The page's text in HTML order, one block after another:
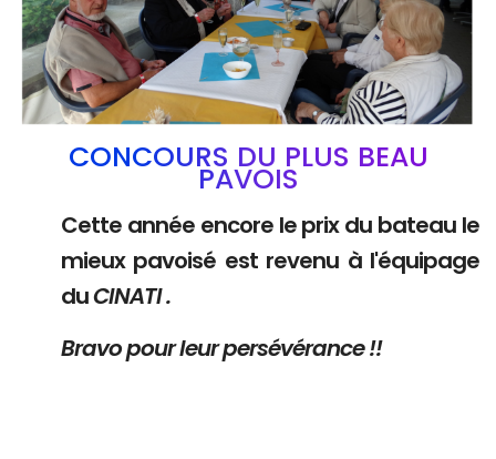
CONCOURS DU PLUS BEAU
PAVOIS
Cette année encore le prix du bateau le
mieux pavoisé est revenu à l'équipage
duCINATI .
Bravo pour leur persévérance !!